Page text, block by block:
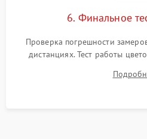
6. Финальное
Проверка погрешности
дистанциях. Тест работы
термограмм в память и
автономности работы и